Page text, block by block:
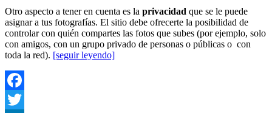
Otro aspecto a tener en cuenta es la privacidad que se le puede
asignar a tus fotografías. El sitio debe ofrecerte la posibilidad de
controlar con quién compartes las fotos que subes (por ejemplo, solo
con amigos, con un grupo privado de personas o públicas o con
toda la red). [seguir leyendo]
Facebook